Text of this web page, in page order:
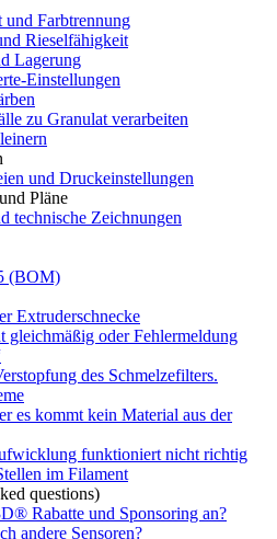
und Farbtrennung
Rieselfähigkeit
Lagerung
Einstellungen
zu Granulat verarbeiten
und Druckeinstellungen
Pläne
technische Zeichnungen
(BOM)
Extruderschnecke
gleichmäßig oder Fehlermeldung
des Schmelzefilters.
es kommt kein Material aus der
funktioniert nicht richtig
im Filament
questions)
Rabatte und Sponsoring an?
andere Sensoren?